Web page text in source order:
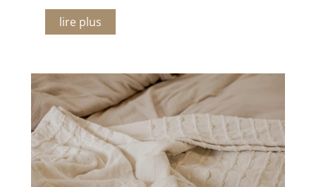
lire plus